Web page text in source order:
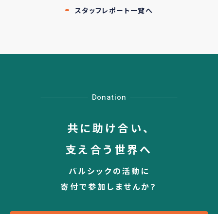
スタッフレポート一覧へ
Donation
共に助け合い、
支え合う世界へ
パルシックの活動に
寄付で参加しませんか？